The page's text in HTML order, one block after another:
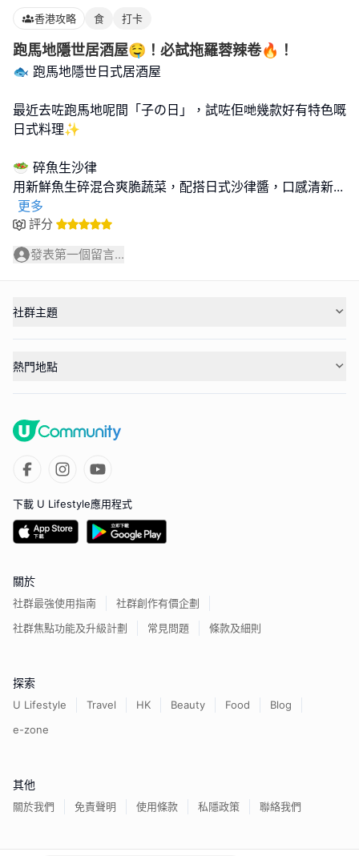
香港攻略 食 打卡
跑馬地隱世居酒屋🤤！必試拖羅蓉辣卷🔥！
🐟 跑馬地隱世日式居酒屋
最近去咗跑馬地呢間「子の日」，試咗佢哋幾款好有特色嘅
日式料理✨
🥗 碎魚生沙律
用新鮮魚生碎混合爽脆蔬菜，配搭日式沙律醬，口感清新...
更多
評分
發表第一個留言...
社群主題
熱門地點
下載 U Lifestyle應用程式
關於
社群最強使用指南
社群創作有價企劃
社群焦點功能及升級計劃
常見問題 條款及細則
探索
U Lifestyle Travel HK Beauty Food
Blog
e-zone
其他
關於我們 免責聲明 使用條款 私隱政策 聯絡我們